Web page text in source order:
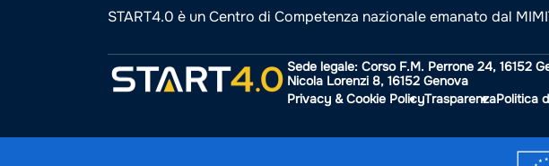
START4.0 è un Centro di Competenza nazionale emanato dal
Sede legale: Corso F.M. Perrone 24, 16152
Nicola Lorenzi 8, 16152 Genova
Privacy & Cookie PolicyTrasparenzaPolitica